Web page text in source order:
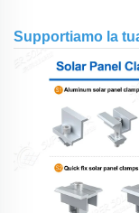
Supportiamo la